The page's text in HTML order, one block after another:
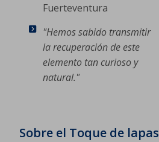
Fuerteventura
"Hemos sabido transmitir
la recuperación de este
elemento tan curioso y
natural."
Sobre el Toque de lapas